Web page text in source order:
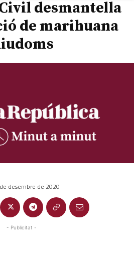
desmantella
de marihuana
desembre de 2020
- Publicitat -